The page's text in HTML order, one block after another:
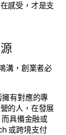
感受，才是支
溝，創業者必
有對應的專
的人，在發展
具備金融或
或跨境支付